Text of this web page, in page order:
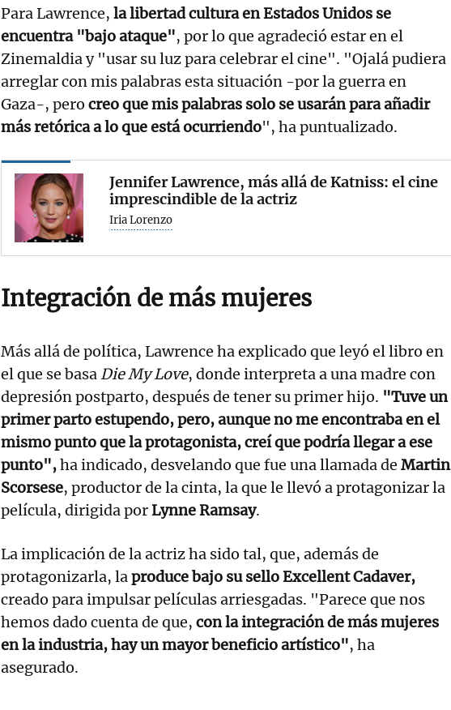
Para Lawrence, la libertad cultura en Estados Unidos se
encuentra "bajo ataque", por lo que agradeció estar en el
Zinemaldia y "usar su luz para celebrar el cine". "Ojalá pudiera
arreglar con mis palabras esta situación -por la guerra en
Gaza-, pero creo que mis palabras solo se usarán para añadir
más retórica a lo que está ocurriendo", ha puntualizado.
Jennifer Lawrence, más allá de Katniss: el cine
imprescindible de la actriz
Iria Lorenzo
Integración de más mujeres
Más allá de política, Lawrence ha explicado que leyó el libro en
el que se basa Die My Love, donde interpreta a una madre con
depresión postparto, después de tener su primer hijo. "Tuve un
primer parto estupendo, pero, aunque no me encontraba en el
mismo punto que la protagonista, creí que podría llegar a ese
punto",ha indicado, desvelando que fue una llamada de Martin
Scorsese, productor de la cinta, la que le llevó a protagonizar la
película, dirigida porLynne Ramsay.
La implicación de la actriz ha sido tal, que, además de
protagonizarla, laproduce bajo su sello Excellent Cadaver,
creado para impulsar películas arriesgadas. "Parece que nos
hemos dado cuenta de que, con la integración de más mujeres
en la industria, hay un mayor beneficio artístico", ha
asegurado.